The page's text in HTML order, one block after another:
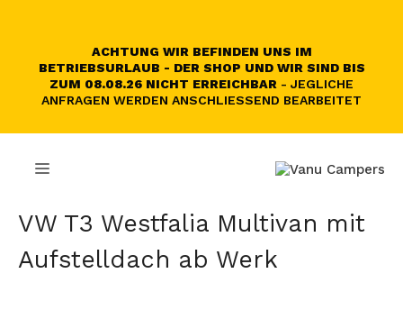
ACHTUNG WIR BEFINDEN UNS IM
BETRIEBSURLAUB - DER SHOP UND WIR SIND BIS
ZUM 08.08.26 NICHT ERREICHBAR - JEGLICHE
ANFRAGEN WERDEN ANSCHLIESSEND BEARBEITET
MENÜ
VW T3 Westfalia Multivan mit
Aufstelldach ab Werk